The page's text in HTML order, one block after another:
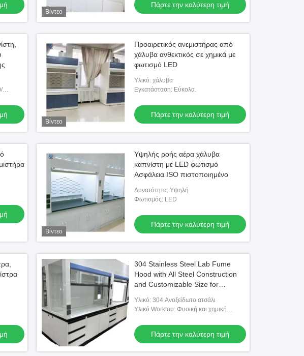
Βίντεο
Πάρτε την καλύτερη τιμή
Βίντεο
Προαιρετικός ανεμιστήρας από
χάλυβα ανθεκτικός σε χημικά με
φωτισμό LED
Υλικό: χάλυβα
Εγκατάσταση: Εύκολα.
Πάρτε την καλύτερη τιμή
Βίντεο
Υψηλής ροής αέρα χάλυβα
καπνίστη με LED φωτισμό
Ασφάλεια ISO πιστοποιημένο
Δυνατότητα: Υψηλή
Φωτισμός: LED
Πάρτε την καλύτερη τιμή
304 Stainless Steel Lab Fume
Hood with All Steel Construction
and Customizable Size for
Υλικό: 304 Ανοξείδωτο ατσάλι
Υλικό Worktop: Φυσική και χημική
Πάρτε την καλύτερη τιμή